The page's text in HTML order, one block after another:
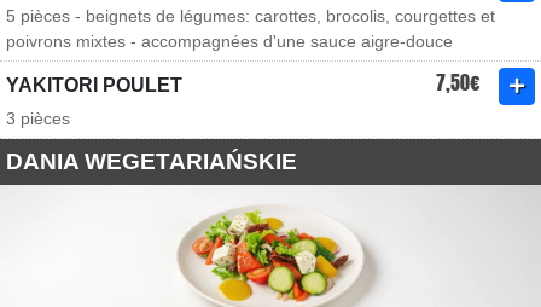
5 pièces - beignets de légumes: carottes, brocolis, courgettes et
poivrons mixtes - accompagnées d'une sauce aigre-douce
YAKITORI POULET 7,50€
3 pièces
DANIA WEGETARIAŃSKIE